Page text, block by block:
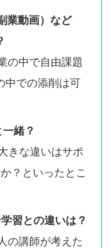
業動画）など
の中で自由課題
中での添削は可
緒？
きな違いはサポ
？といったとこ
習との違いは？
の講師が考えた